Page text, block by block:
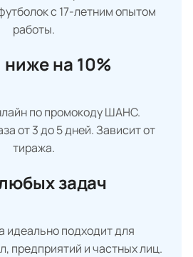
с 17-летним опытом
работы.
на 10%
по промокоду ШАНС.
от 3 до 5 дней. Зависит от
тиража.
задач
идеально подходит для
предприятий и частных лиц.